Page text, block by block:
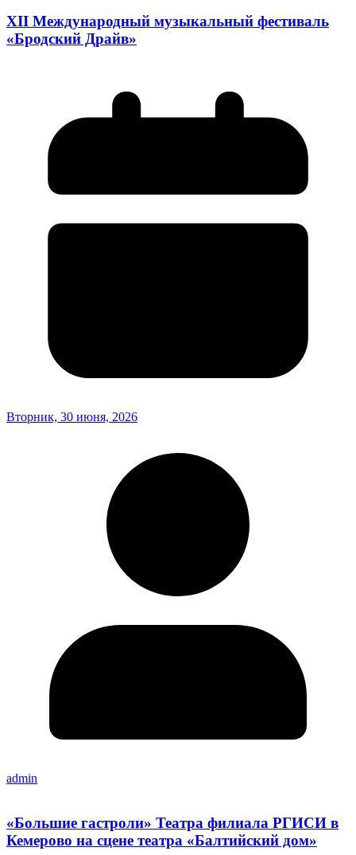
XII Международный музыкальный фестиваль
«Бродский Драйв»
Вторник, 30 июня, 2026
admin
«Большие гастроли» Театра филиала РГИСИ в
Кемерово на сцене театра «Балтийский дом»